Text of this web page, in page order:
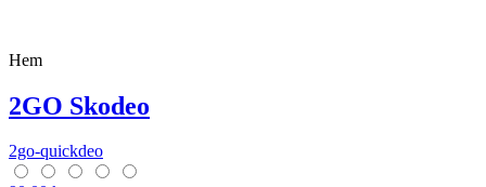
Hem
2GO Skodeo
2go-quickdeo